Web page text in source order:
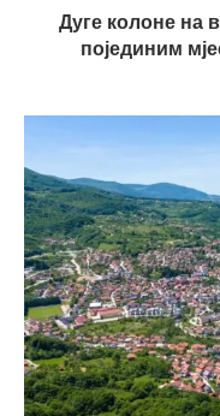
Дуге колоне на
појединим